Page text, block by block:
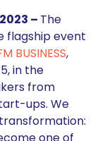
– The
flagship event
BUSINESS,
in the
from
ups. We